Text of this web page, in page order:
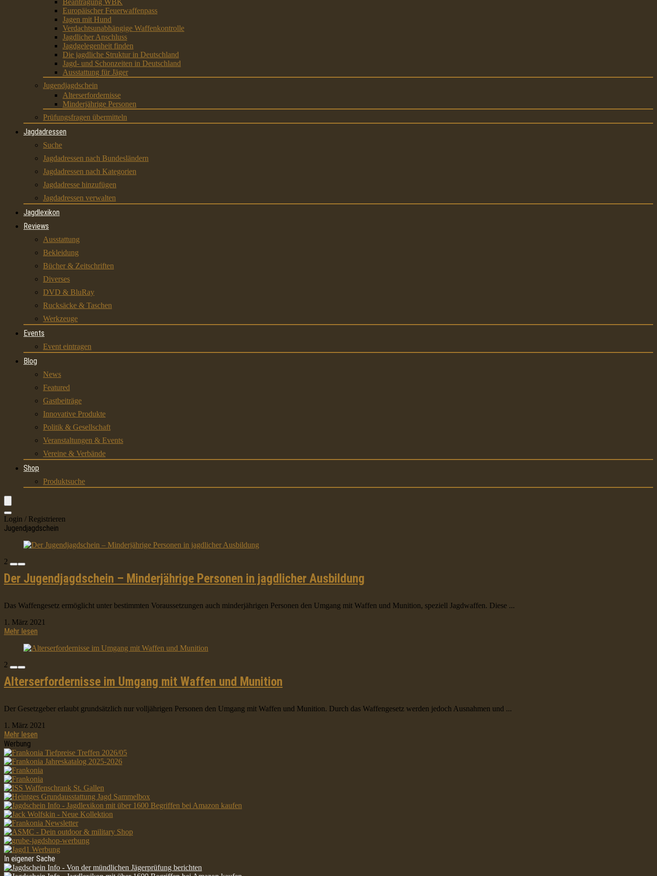
Beantragung WBK
Europäischer Feuerwaffenpass
Jagen mit Hund
Verdachtsunabhängige Waffenkontrolle
Jagdlicher Anschluss
Jagdgelegenheit finden
Die jagdliche Struktur in Deutschland
Jagd- und Schonzeiten in Deutschland
Ausstattung für Jäger
Jugendjagdschein
Alterserfordernisse
Minderjährige Personen
Prüfungsfragen übermitteln
Jagdadressen
Suche
Jagdadressen nach Bundesländern
Jagdadressen nach Kategorien
Jagdadresse hinzufügen
Jagdadressen verwalten
Jagdlexikon
Reviews
Ausstattung
Bekleidung
Bücher & Zeitschriften
Diverses
DVD & BluRay
Rucksäcke & Taschen
Werkzeuge
Events
Event eintragen
Blog
News
Featured
Gastbeiträge
Innovative Produkte
Politik & Gesellschaft
Veranstaltungen & Events
Vereine & Verbände
Shop
Produktsuche
Login / Registrieren
Jugendjagdschein
2
Der Jugendjagdschein – Minderjährige Personen in jagdlicher Ausbildung
Das Waffengesetz ermöglicht unter bestimmten Voraussetzungen auch minderjährigen Personen den Umgang mit Waffen und Munition, speziell Jagdwaffen. Diese ...
1. März 2021
Mehr lesen
2
Alterserfordernisse im Umgang mit Waffen und Munition
Der Gesetzgeber erlaubt grundsätzlich nur volljährigen Personen den Umgang mit Waffen und Munition. Durch das Waffengesetz werden jedoch Ausnahmen und ...
1. März 2021
Mehr lesen
Werbung
In eigener Sache